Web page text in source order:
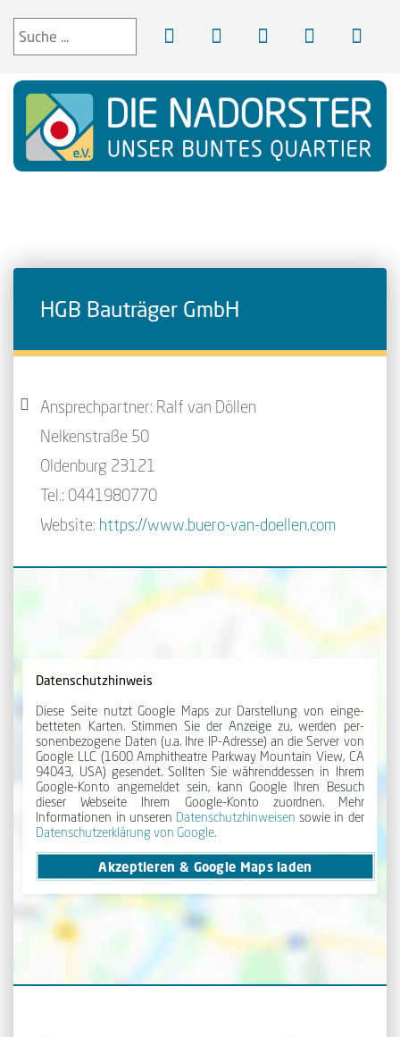
HGB Bauträger GmbH
Ansprechpartner: Ralf van Döllen
Nelkenstraße 50
Oldenburg 23121
Tel.: 0441980770
Website: https://www.buero-van-doellen.com
Datenschutzhinweis
Diese Seite nutzt Google Maps zur Dar­stellung von ein­ge­
betteten Karten. Stimmen Sie der An­zeige zu, werden per­
sonen­be­zogene Daten (u.a. Ihre IP-Adresse) an die Server von
Google LLC (1600 Amphi­theatre Park­way Mount­ain View, CA
94043, USA) gesendet. Sollten Sie während­dessen in Ihrem
Google-Konto angemeldet sein, kann Google Ihren Besuch
dieser Webseite Ihrem Google-Konto zuordnen. Mehr
Informationen in unseren Daten­schutz­hinweisen sowie in der
Daten­schutz­erklärung von Google.
Akzeptieren & Google Maps laden